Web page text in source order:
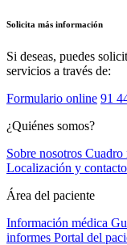
Solicita más información
Si deseas, puedes
servicios a través de:
Formulario online 91
¿Quiénes somos?
Sobre nosotros Cuadro
Localización y contacto
Área del paciente
Información médica
informes Portal del